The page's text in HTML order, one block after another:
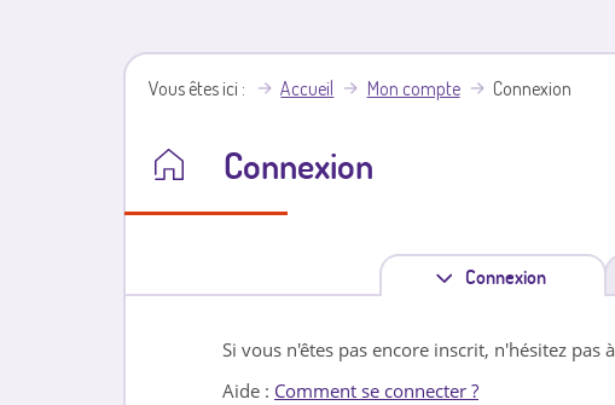
Vous êtes ici Accueil Mon compte Connexion
Connexion
Connexion
n
Si vous n'êtes pas encore inscrit, n'hésitez pas à
Aide : Comment se connecter ?